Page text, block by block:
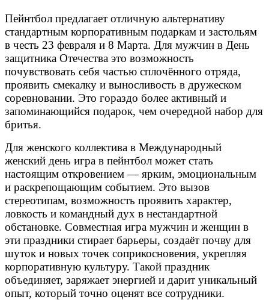
Пейнтбол предлагает отличную альтернативу
стандартным корпоративным подаркам и застольям
в честь 23 февраля и 8 Марта. Для мужчин в День
защитника Отечества это возможность
почувствовать себя частью сплочённого отряда,
проявить смекалку и выносливость в дружеском
соревновании. Это гораздо более активный и
запоминающийся подарок, чем очередной набор для
бритья.
Для женского коллектива в Международный
женский день игра в пейнтбол может стать
настоящим откровением — ярким, эмоциональным
и раскрепощающим событием. Это вызов
стереотипам, возможность проявить характер,
ловкость и командный дух в нестандартной
обстановке. Совместная игра мужчин и женщин в
эти праздники стирает барьеры, создаёт почву для
шуток и новых точек соприкосновения, укрепляя
корпоративную культуру. Такой праздник
объединяет, заряжает энергией и дарит уникальный
опыт, который точно оценят все сотрудники.